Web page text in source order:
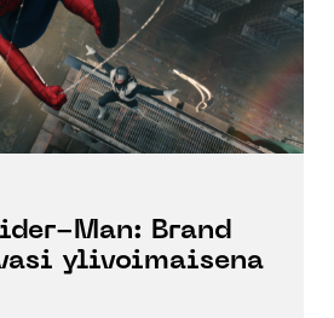
Man: Brand
ylivoimaisena